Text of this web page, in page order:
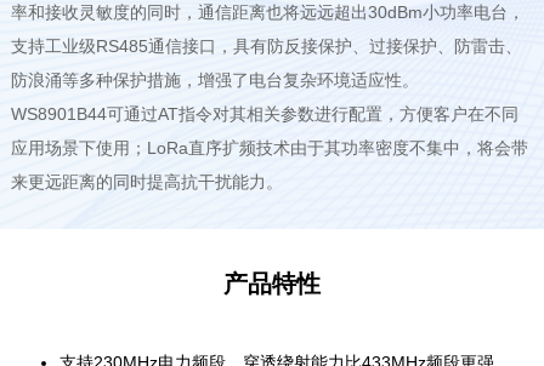
率和接收灵敏度的同时，通信距离也将远远超出30dBm小功率电台，
支持工业级RS485通信接口，具有防反接保护、过接保护、防雷击、
防浪涌等多种保护措施，增强了电台复杂环境适应性。
WS8901B44可通过AT指令对其相关参数进行配置，方便客户在不同
应用场景下使用；LoRa直序扩频技术由于其功率密度不集中，将会带
来更远距离的同时提高抗干扰能力。
产品特性
支持230MHz电力频段，穿透绕射能力比433MHz频段更强